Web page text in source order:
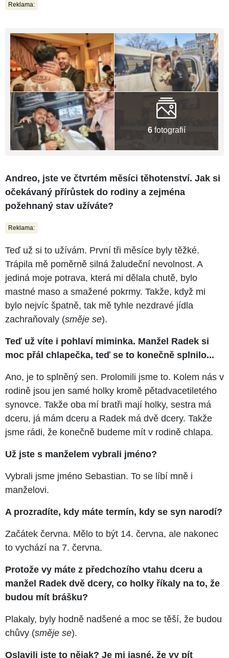
Reklama:
6fotografií
Andreo, jste ve čtvrtém měsíci těhotenství. Jak si
očekávaný přírůstek do rodiny a zejména
požehnaný stav užíváte?
Reklama:
Teď už si to užívám. První tři měsíce byly těžké.
Trápila mě poměrně silná žaludeční nevolnost. A
jediná moje potrava, která mi dělala chutě, bylo
mastné maso a smažené pokrmy. Takže, když mi
bylo nejvíc špatně, tak mě tyhle nezdravé jídla
zachraňovaly (směje se).
Teď už víte i pohlaví miminka. Manžel Radek si
moc přál chlapečka, teď se to konečně splnilo...
Ano, je to splněný sen. Prolomili jsme to. Kolem nás v
rodině jsou jen samé holky kromě pětadvacetiletého
synovce. Takže oba mí bratři mají holky, sestra má
dceru, já mám dceru a Radek má dvě dcery. Takže
jsme rádi, že konečně budeme mít v rodině chlapa.
Už jste s manželem vybrali jméno?
Vybrali jsme jméno Sebastian. To se líbí mně i
manželovi.
A prozradíte, kdy máte termín, kdy se syn narodí?
Začátek června. Mělo to být 14. června, ale nakonec
to vychází na 7. června.
Protože vy máte z předchozího vtahu dceru a
manžel Radek dvě dcery, co holky říkaly na to, že
budou mít brášku?
Plakaly, byly hodně nadšené a moc se těší, že budou
chůvy (směje se).
Oslavili jste to nějak? Je mi jasné, že vy pít